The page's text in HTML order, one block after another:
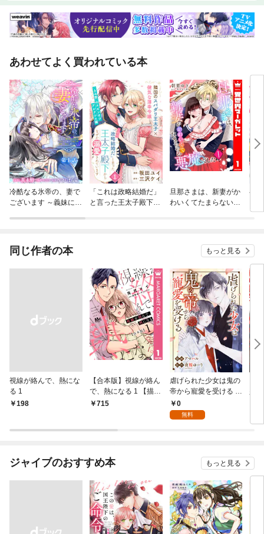
あわせてよく買われている本
冷酷なる氷帝の、妻で
ございます ～義妹に婚
してる～ 分冊版
「これは政略結婚だ」
と言った王太子殿下か
旦那さまは、新妻がか
わいくてたまらない悪
召
に
同じ作者の本 もっと見る
視線が絡んで、熱にな
る 1
￥198
【合本版】視線が絡ん
で、熱になる 1 【描き
下ろしマンガつき】
715
虐げられた少女は鬼の
帝から寵愛を受ける 1
話0
無料
ジャイブのおすすめ本 もっと見る